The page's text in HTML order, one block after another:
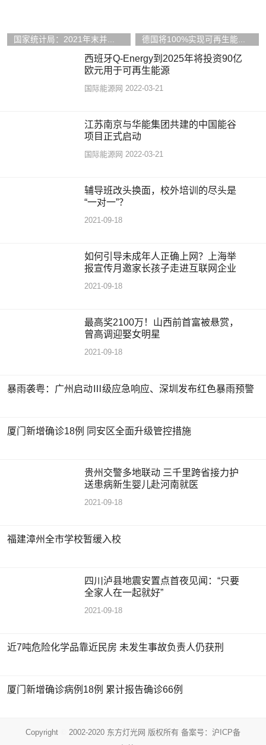
国家统计局：2021年末并... 德国将100%实现可再生能...
西班牙Q-Energy到2025年将投资90亿
欧元用于可再生能源
国际能源网 2022-03-21
江苏南京与华能集团共建的中国能谷
项目正式启动
国际能源网 2022-03-21
辅导班改头换面，校外培训的尽头是
“一对一”？
2021-09-18
如何引导未成年人正确上网？上海举
报宣传月邀家长孩子走进互联网企业
2021-09-18
最高奖2100万！山西前首富被悬赏，
曾高调迎娶女明星
2021-09-18
暴雨袭粤：广州启动Ⅲ级应急响应、深圳发布红色暴雨预警
厦门新增确诊18例 同安区全面升级管控措施
贵州交警多地联动 三千里跨省接力护
送患病新生婴儿赴河南就医
2021-09-18
福建漳州全市学校暂缓入校
四川泸县地震安置点首夜见闻：“只要
全家人在一起就好”
2021-09-18
近7吨危险化学品靠近民房 未发生事故负责人仍获刑
厦门新增确诊病例18例 累计报告确诊66例
Copyright 2002-2020 东方灯光网 版权所有 备案号： 沪ICP备